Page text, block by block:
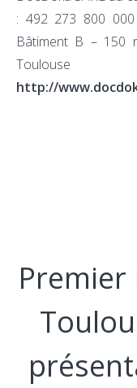
: 492 273 800
Bâtiment B – 150
Toulouse
http://